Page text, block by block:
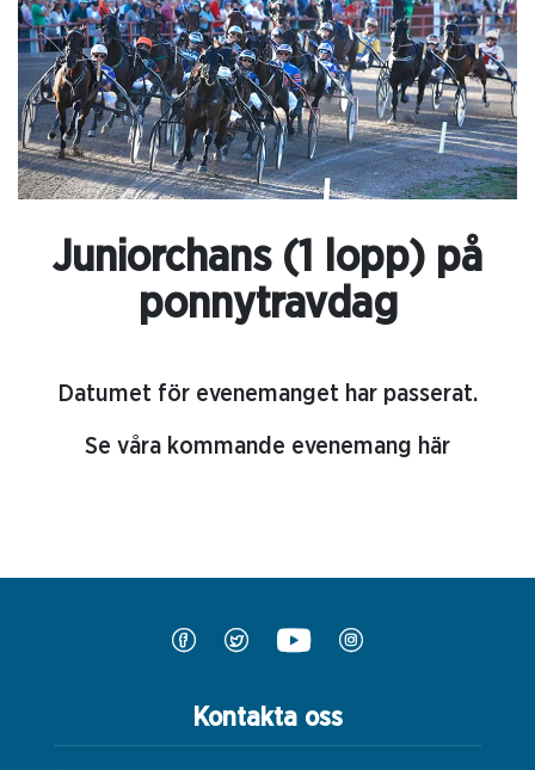
Juniorchans (1 lopp) på
ponnytravdag
Datumet för evenemanget har passerat.
Se våra kommande evenemang här
Kontakta oss